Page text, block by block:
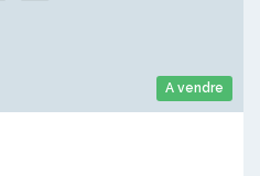
A vendre